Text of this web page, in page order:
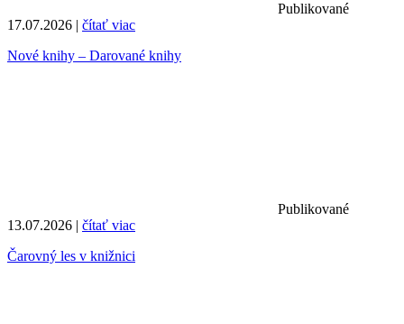
Publikované
17.07.2026 | čítať viac
Nové knihy – Darované knihy
Publikované
13.07.2026 | čítať viac
Čarovný les v knižnici